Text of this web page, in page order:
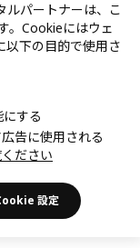
ルパートナーは、こ
。Cookieにはウェ
以下の目的で使用さ
する
告に使用される
ださい
設定